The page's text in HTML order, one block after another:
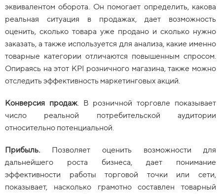
эквивалентом оборота. Он помогает определить, какова
реальная ситуация в продажах, дает возможность
оценить, сколько товара уже продано и сколько нужно
заказать, а также используется для анализа, какие именно
товарные категории отличаются повышенным спросом.
Опираясь на этот KPI розничного магазина, также можно
отследить эффективность маркетинговых акций.
Конверсия продаж. B розничной торговле показывает
число реальной потребительской аудитории
относительно потенциальной.
Прибыль. Позволяет оценить возможности для
дальнейшего роста бизнеса, дает понимание
эффективности работы торговой точки или сети,
показывает, насколько грамотно составлен товарный